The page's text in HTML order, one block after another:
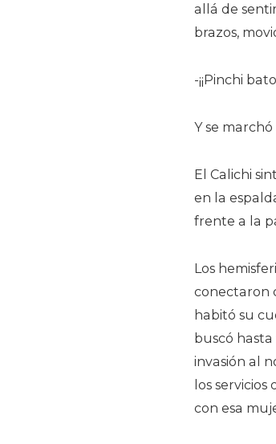
allá de
brazos,
-¡¡Pinchi
Y se
El Calichi
en la
frente a la
Los
conectaron
habitó su
buscó
invasión al
los
con esa